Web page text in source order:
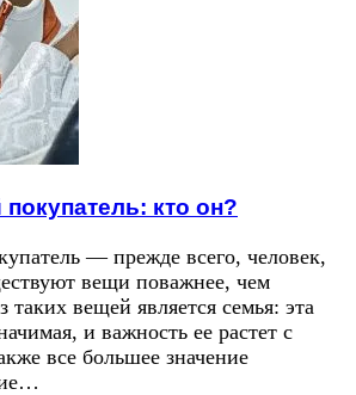
кто он?
— прежде всего, человек,
вещи поважнее, чем
вещей является семья: эта
и важность ее растет с
все большее значение